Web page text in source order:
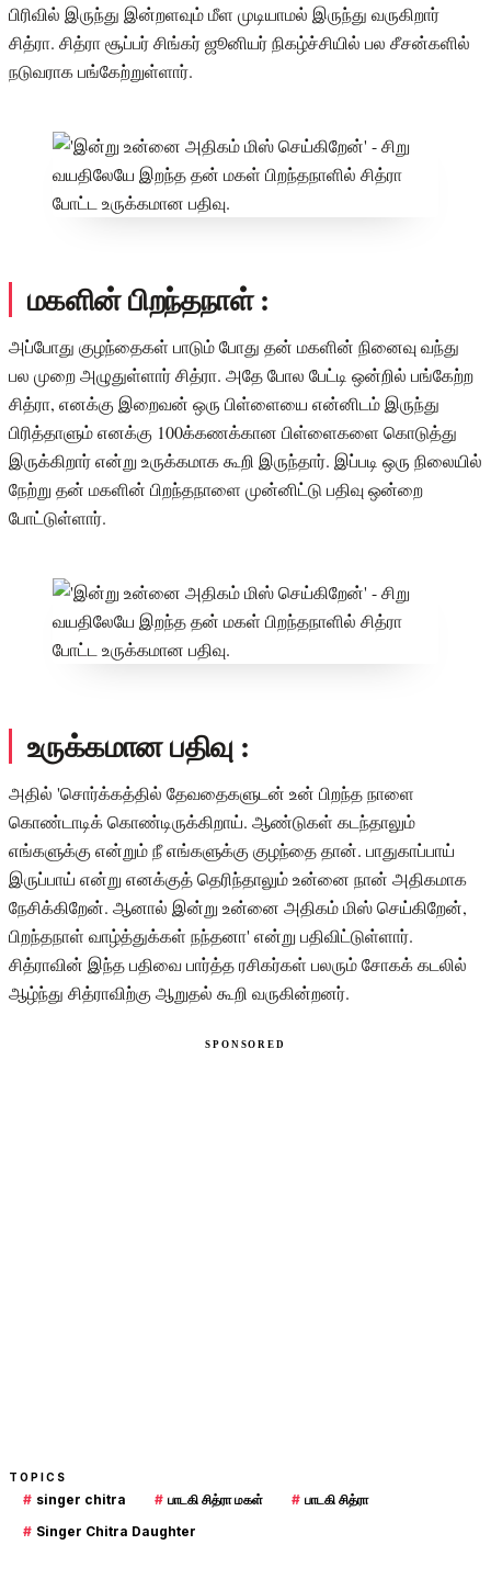
பிரிவில் இருந்து இன்றளவும் மீள முடியாமல் இருந்து வருகிறார்
சித்ரா. சித்ரா சூப்பர் சிங்கர் ஜூனியர் நிகழ்ச்சியில் பல சீசன்களில்
நடுவராக பங்கேற்றுள்ளார்.
மகளின் பிறந்தநாள் :
அப்போது குழந்தைகள் பாடும் போது தன் மகளின் நினைவு வந்து
பல முறை அழுதுள்ளார் சித்ரா. அதே போல பேட்டி ஒன்றில் பங்கேற்ற
சித்ரா, எனக்கு இறைவன் ஒரு பிள்ளையை என்னிடம் இருந்து
பிரித்தாளும் எனக்கு 100க்கணக்கான பிள்ளைகளை கொடுத்து
இருக்கிறார் என்று உருக்கமாக கூறி இருந்தார். இப்படி ஒரு நிலையில்
நேற்று தன் மகளின் பிறந்தநாளை முன்னிட்டு பதிவு ஒன்றை
போட்டுள்ளார்.
உருக்கமான பதிவு :
அதில் 'சொர்க்கத்தில் தேவதைகளுடன் உன் பிறந்த நாளை
கொண்டாடிக் கொண்டிருக்கிறாய். ஆண்டுகள் கடந்தாலும்
எங்களுக்கு என்றும் நீ எங்களுக்கு குழந்தை தான். பாதுகாப்பாய்
இருப்பாய் என்று எனக்குத் தெரிந்தாலும் உன்னை நான் அதிகமாக
நேசிக்கிறேன். ஆனால் இன்று உன்னை அதிகம் மிஸ் செய்கிறேன்,
பிறந்தநாள் வாழ்த்துக்கள் நந்தனா' என்று பதிவிட்டுள்ளார்.
சித்ராவின் இந்த பதிவை பார்த்த ரசிகர்கள் பலரும் சோகக் கடலில்
ஆழ்ந்து சித்ராவிற்கு ஆறுதல் கூறி வருகின்றனர்.
TOPICS
# singer chitra # பாடகி சித்ரா மகள் # பாடகி சித்ரா
# Singer Chitra Daughter